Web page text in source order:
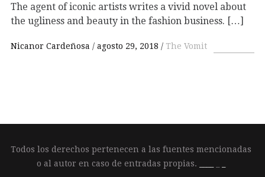
The agent of iconic artists writes a vivid novel about
the ugliness and beauty in the fashion business. […]
Nicanor Cardeñosa agosto 29, 2018 The Vomit
Todos los derechos pertenecen a las fuentes mencionadas
o al autor en caso de entradas propias.